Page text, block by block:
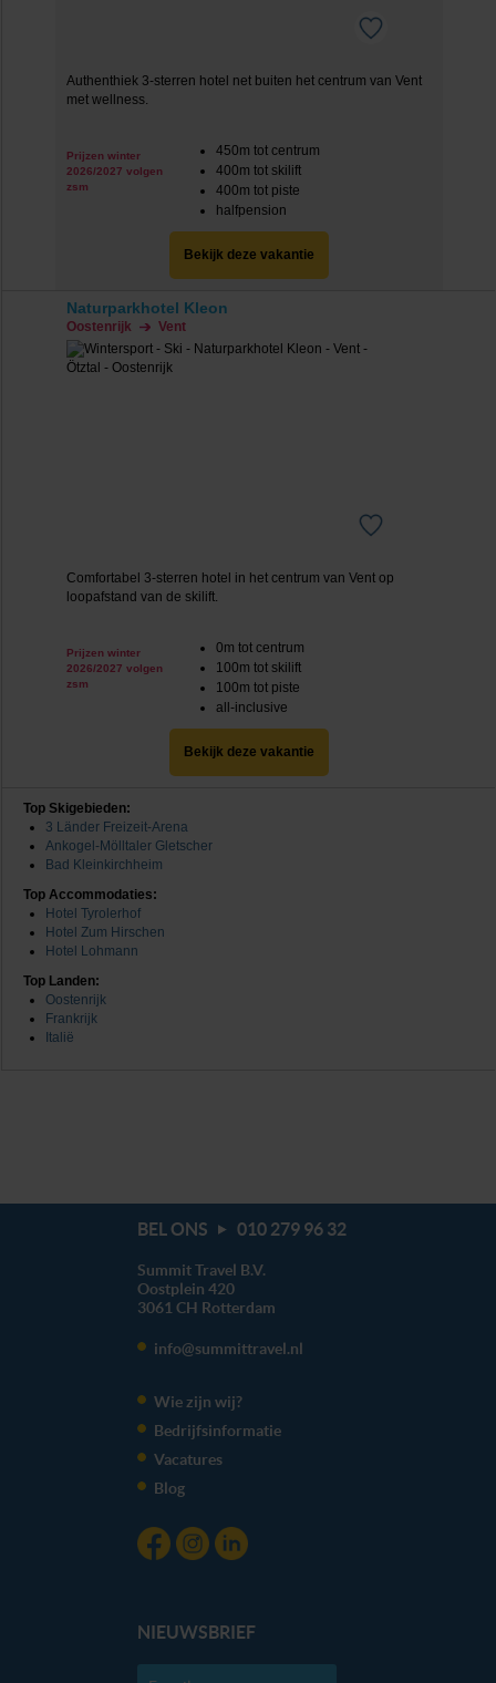
Authenthiek 3-sterren hotel net buiten het centrum van Vent
met wellness.
Prijzen winter
2026/2027 volgen
zsm
450m tot centrum
400m tot skilift
400m tot piste
halfpension
Bekijk deze vakantie
Naturparkhotel Kleon
Oostenrijk Vent
Comfortabel 3-sterren hotel in het centrum van Vent op
loopafstand van de skilift.
Prijzen winter
2026/2027 volgen
zsm
0m tot centrum
100m tot skilift
100m tot piste
all-inclusive
Bekijk deze vakantie
Top Skigebieden:
3 Länder Freizeit-Arena
Ankogel-Mölltaler Gletscher
Bad Kleinkirchheim
Top Accommodaties:
Hotel Tyrolerhof
Hotel Zum Hirschen
Hotel Lohmann
Top Landen:
Oostenrijk
Frankrijk
Italië
BEL ONS 010 279 96 32
Summit Travel B.V.
Oostplein 420
3061 CH Rotterdam
info@summittravel.nl
Wie zijn wij?
Bedrijfsinformatie
Vacatures
Blog
NIEUWSBRIEF